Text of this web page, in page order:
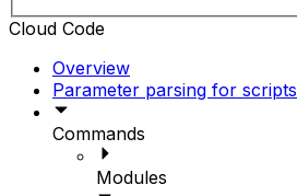
Cloud Code
Overview
Parameter parsing for scripts
Commands
Modules